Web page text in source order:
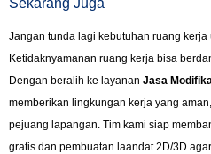
Jangan tunda lagi kebutuhan ruang kerja
Ketidaknyamanan ruang kerja bisa
Dengan beralih ke layanan Jasa
memberikan lingkungan kerja yang
pejuang lapangan. Tim kami siap
gratis dan pembuatan laandat 2D/3D